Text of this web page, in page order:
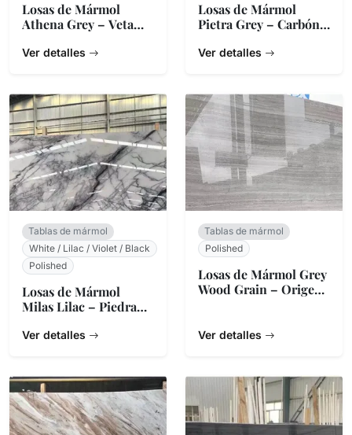
Losas de Mármol
Athena Grey – Veta
Ver detalles
Losas de Mármol
Pietra Grey – Carbón
Ver detalles
Tablas de mármol
White / Lilac / Violet / Black
Polished
Losas de Mármol
Milas Lilac – Piedra
Ver detalles
Tablas de mármol
Polished
Losas de Mármol Grey
Wood Grain – Origen
Ver detalles